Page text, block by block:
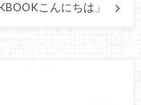
こんにちは」